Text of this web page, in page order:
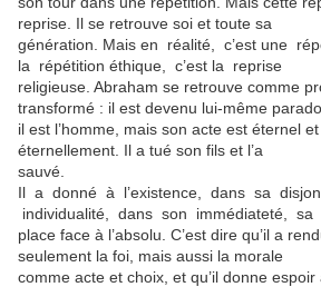
reprise. Il se retrouve soi et toute sa
génération. Mais en réalité, c’est une
la répétition éthique, c’est la reprise
religieuse. Abraham se retrouve comme
transformé : il est devenu lui-même
il est l’homme, mais son acte est éternel
éternellement. Il a tué son fils et l’a
sauvé.
Il a donné à l’existence, dans sa
individualité, dans son immédiateté, sa
place face à l’absolu. C’est dire qu’il a
seulement la foi, mais aussi la morale
comme acte et choix, et qu’il donne